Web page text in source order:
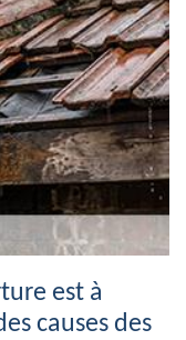
est à
causes des